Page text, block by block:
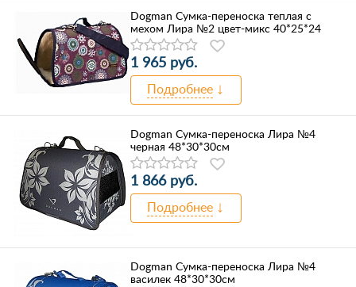
Dogman Сумка-переноска теплая с
мехом Лира №2 цвет-микс 40*25*24
1 965 руб.
Подробнее
Dogman Сумка-переноска Лира №4
черная 48*30*30см
1 866 руб.
Подробнее
Dogman Сумка-переноска Лира №4
василек 48*30*30см